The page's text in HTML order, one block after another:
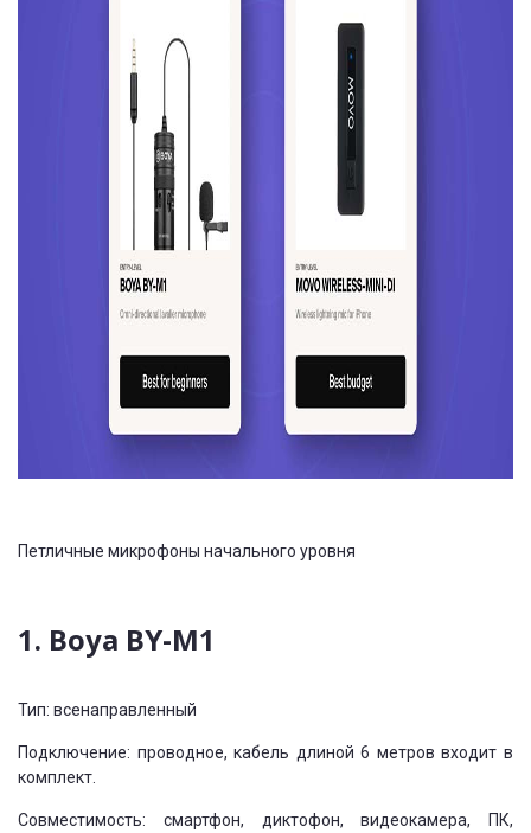
Петличные микрофоны начального уровня
1. Boya BY-M1
Тип: всенаправленный
Подключение: проводное, кабель длиной 6 метров входит в
комплект.
Совместимость: смартфон, диктофон, видеокамера, ПК,